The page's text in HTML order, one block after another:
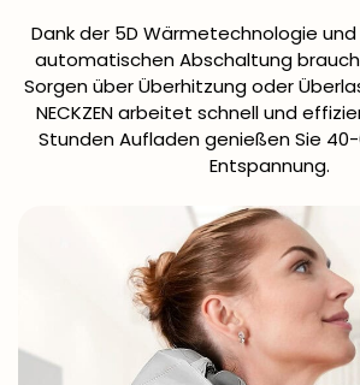
Dank der 5D Wärmetechnologie
automatischen Abschaltung
Sorgen über Überhitzung oder
NECKZEN arbeitet schnell und
Stunden Aufladen genießen Sie
Entspannung.